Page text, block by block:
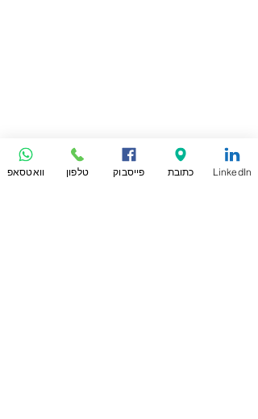
וואטסאפ טלפון פייסבוק כתובת LinkedIn